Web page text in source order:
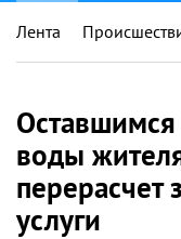
Лента
Оставшимся
воды
перерасчет
услуги